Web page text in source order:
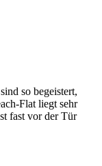
so begeistert,
Flat liegt sehr
fast vor der Tür